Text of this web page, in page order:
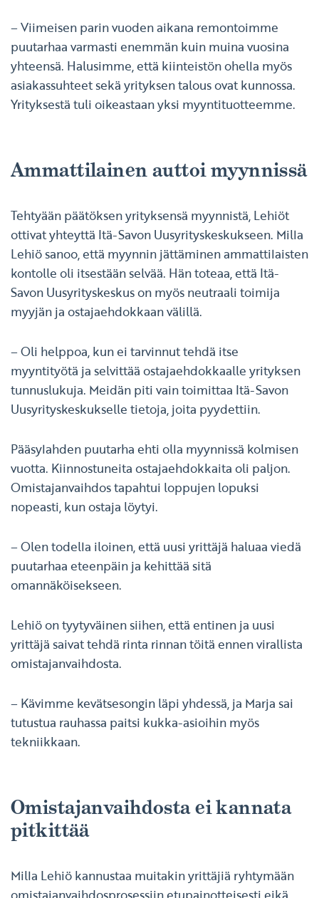
– Viimeisen parin vuoden aikana remontoimme
puutarhaa varmasti enemmän kuin muina vuosina
yhteensä. Halusimme, että kiinteistön ohella myös
asiakassuhteet sekä yrityksen talous ovat kunnossa.
Yrityksestä tuli oikeastaan yksi myyntituotteemme.
Ammattilainen auttoi myynnissä
Tehtyään päätöksen yrityksensä myynnistä, Lehiöt
ottivat yhteyttä Itä-Savon Uusyrityskeskukseen. Milla
Lehiö sanoo, että myynnin jättäminen ammattilaisten
kontolle oli itsestään selvää. Hän toteaa, että Itä-
Savon Uusyrityskeskus on myös neutraali toimija
myyjän ja ostajaehdokkaan välillä.
– Oli helppoa, kun ei tarvinnut tehdä itse
myyntityötä ja selvittää ostajaehdokkaalle yrityksen
tunnuslukuja. Meidän piti vain toimittaa Itä-Savon
Uusyrityskeskukselle tietoja, joita pyydettiin.
Pääsylahden puutarha ehti olla myynnissä kolmisen
vuotta. Kiinnostuneita ostajaehdokkaita oli paljon.
Omistajanvaihdos tapahtui loppujen lopuksi
nopeasti, kun ostaja löytyi.
– Olen todella iloinen, että uusi yrittäjä haluaa viedä
puutarhaa eteenpäin ja kehittää sitä
omannäköisekseen.
Lehiö on tyytyväinen siihen, että entinen ja uusi
yrittäjä saivat tehdä rinta rinnan töitä ennen virallista
omistajanvaihdosta.
– Kävimme kevätsesongin läpi yhdessä, ja Marja sai
tutustua rauhassa paitsi kukka-asioihin myös
tekniikkaan.
Omistajanvaihdosta ei kannata
pitkittää
Milla Lehiö kannustaa muitakin yrittäjiä ryhtymään